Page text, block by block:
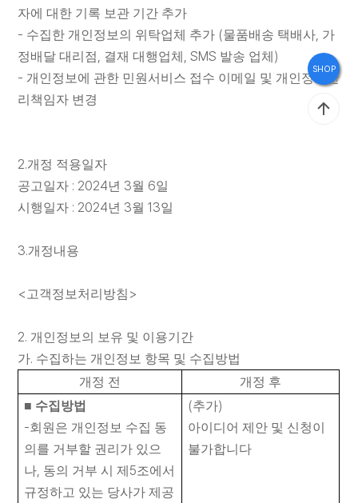
홍
보
관
인
재
채
용
SHOP
아
이
디
어
자에 대한 기록 보관 기간 추가
- 수집한 개인정보의 위탁업체 추가 (물품배송 택배사, 가
정배달 대리점, 결재 대행업체 , SMS 발송 업체 )
- 개인정보에 관한 민원서비스 접수 이메일 및 개인정보관
리책임자 변경
2.개정 적용일자
공고일자 : 2024년 3월 6일
시행일자 : 2024년 3월13일
3.개정내용
< 고객정보처리방침 >
2. 개인정보의 보유 및 이용기간
가. 수집하는 개인정보 항목 및 수집방법
개정 전
개정 후
■ 수집방법
-회원은 개인정보 수집 동
의를 거부할 권리가 있으
나, 동의 거부 시 제 5조에서
규정하고 있는 당사가 제공
(추가)
아이디어 제안 및 신청이
불가합니다
SHOP